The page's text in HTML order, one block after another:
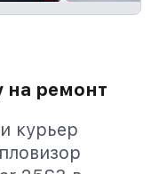
на ремонт
курьер